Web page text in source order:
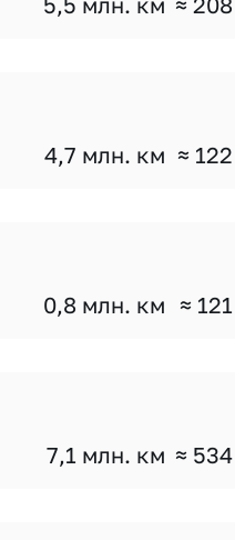
4,7 млн. км ≈
0,8 млн. км ≈
7,1 млн. км ≈